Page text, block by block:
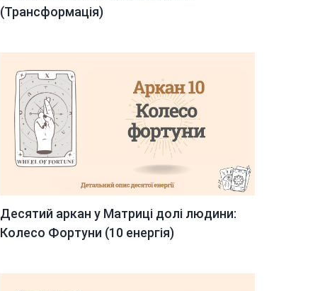
(Трансформація)
Десятий аркан у Матриці долі людини:
Колесо Фортуни (10 енергія)